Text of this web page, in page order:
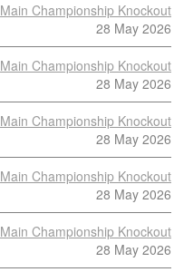
Main Championship Knockout
28 May 2026
Main Championship Knockout
28 May 2026
Main Championship Knockout
28 May 2026
Main Championship Knockout
28 May 2026
Main Championship Knockout
28 May 2026